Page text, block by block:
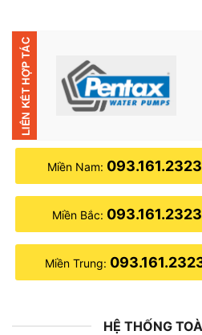
Miền Nam:
Miền Bắc:
Miền Trung:
HỆ THỐNG